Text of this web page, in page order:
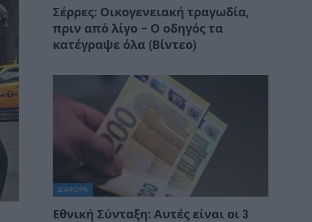
Σέρρες: Οικογενειακή τραγωδία,
πριν από λίγο – Ο οδηγός τα
κατέγραψε όλα (Βίντεο)
ΔΙΆΦΟΡΑ
Εθνική Σύνταξη: Αυτές είναι οι 3